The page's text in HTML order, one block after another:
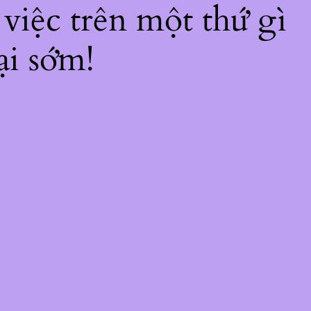
trên một thứ gì
sớm!